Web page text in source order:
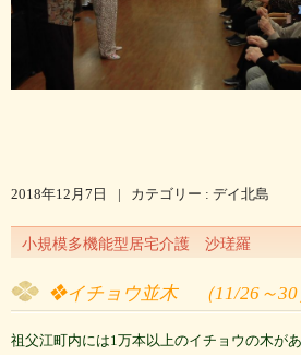
2018年12月7日 | カテゴリー : デイ北島
小規模多機能型居宅介護 沙瑳羅
❖イチョウ並木 （11/26～30
祖父江町内には1万本以上のイチョウの木があ